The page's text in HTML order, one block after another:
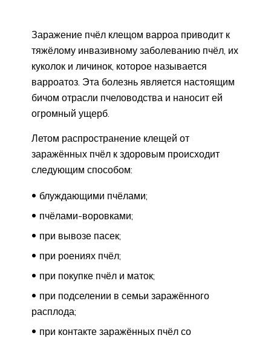
Заражение пчёл клещом варроа приводит к
тяжёлому инвазивному заболеванию пчёл, их
куколок и личинок, которое называется
варроатоз. Эта болезнь является настоящим
бичом отрасли пчеловодства и наносит ей
огромный ущерб.
Летом распространение клещей от
заражённых пчёл к здоровым происходит
следующим способом:
блуждающими пчёлами;
пчёлами-воровками;
при вывозе пасек;
при роениях пчёл;
при покупке пчёл и маток;
при подселении в семьи заражённого
расплода;
при контакте заражённых пчёл со